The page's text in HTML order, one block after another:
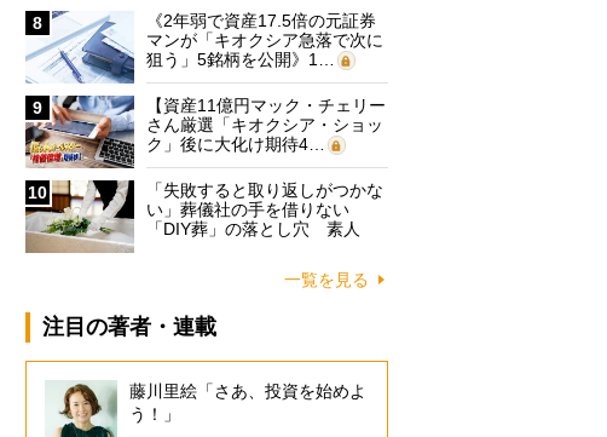
8
《2年弱で資産17.5倍の元証券
マンが「キオクシア急落で次に
狙う」5銘柄を公開》1…
9
【資産11億円マック・チェリー
さん厳選「キオクシア・ショッ
ク」後に大化け期待4…
10
「失敗すると取り返しがつかな
い」葬儀社の手を借りない
「DIY葬」の落とし穴 素人
一覧を見る
注目の著者・連載
藤川里絵「さあ、投資を始めよ
う！」